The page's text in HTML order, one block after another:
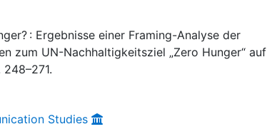
: Ergebnisse einer Framing-Analyse der
zum UN-Nachhaltigkeitsziel „Zero Hunger“ auf
Studies